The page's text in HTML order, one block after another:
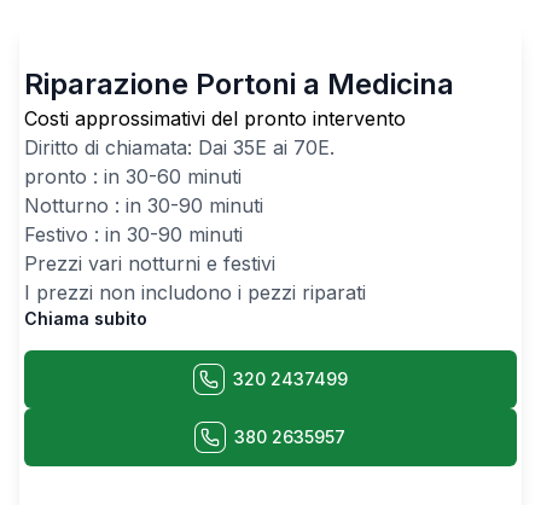
Riparazione Portoni a Medicina
Costi approssimativi del pronto intervento
Diritto di chiamata: Dai 35E ai 70E.
pronto : in 30-60 minuti
Notturno : in 30-90 minuti
Festivo : in 30-90 minuti
Prezzi vari notturni e festivi
I prezzi non includono i pezzi riparati
Chiama subito
320 2437499
380 2635957